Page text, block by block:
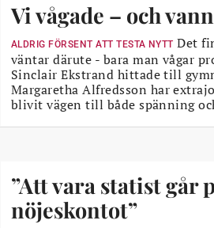
Vi vågade – och
ALDRIG FÖRSENT ATT TESTA NYTT Det
väntar därute - bara man vågar
Sinclair Ekstrand hittade till
Margaretha Alfredsson har
blivit vägen till både spänning
”Att vara statist går
nöjeskontot”